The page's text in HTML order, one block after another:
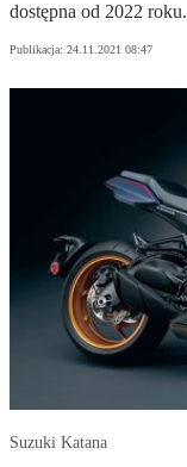
dostępna od 2022 roku.
Publikacja: 24.11.2021 08:47
Suzuki Katana